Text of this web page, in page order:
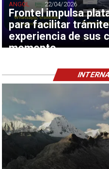
Frontel impulsa
para facilitar
experiencia de sus
momento
ANGOL 22/04/2026